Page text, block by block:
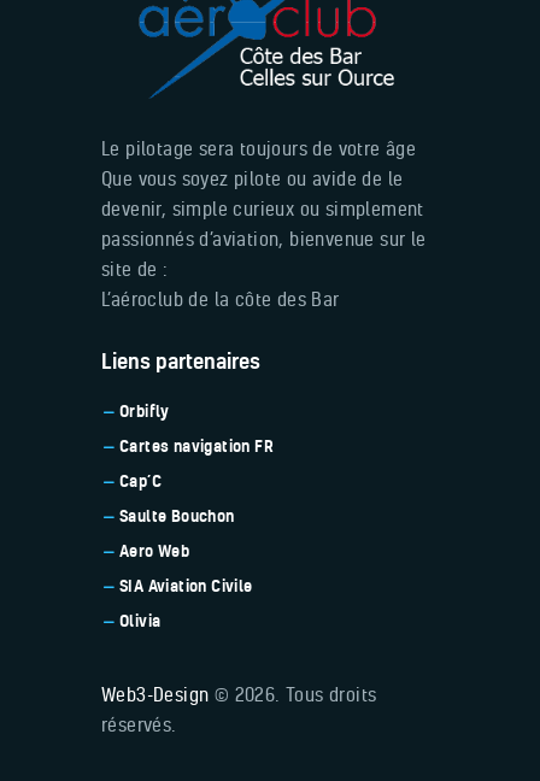
Le pilotage sera toujours de votre âge
Que vous soyez pilote ou avide de le
devenir, simple curieux ou simplement
passionnés d’aviation, bienvenue sur le
site de :
L’aéroclub de la côte des Bar
Liens partenaires
Orbifly
Cartes navigation FR
Cap’C
Saulte Bouchon
Aero Web
SIA Aviation Civile
Olivia
Web3-Design © 2026. Tous droits
réservés.